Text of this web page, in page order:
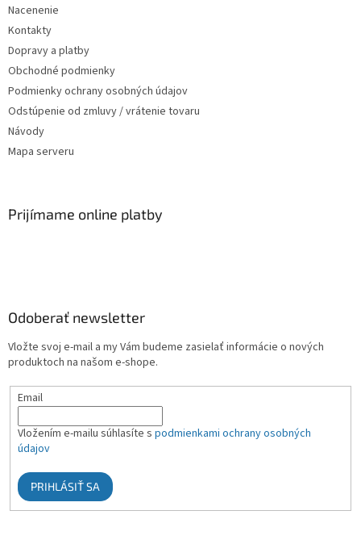
Nacenenie
Kontakty
Dopravy a platby
Obchodné podmienky
Podmienky ochrany osobných údajov
Odstúpenie od zmluvy / vrátenie tovaru
Návody
Mapa serveru
Prijímame online platby
Odoberať newsletter
Vložte svoj e-mail a my Vám budeme zasielať informácie o nových
produktoch na našom e-shope.
Email
Vložením e-mailu súhlasíte s podmienkami ochrany osobných
údajov
PRIHLÁSIŤ SA